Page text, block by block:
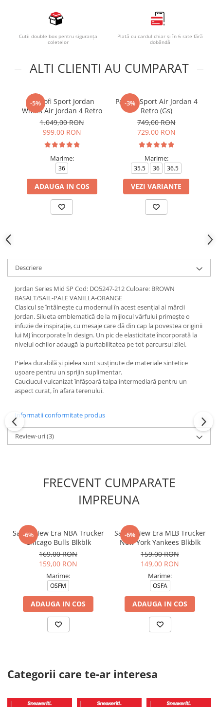
Cutii double box pentru siguranța
coletelor
Plată cu cardul chiar și în 6 rate fără
dobândă
ALTI CLIENTI AU CUMPARAT
-5%
Pantofi Sport Jordan
Wmns Air Jordan 4 Retro
1.049,00 RON
999,00 RON
Marime:
36
ADAUGA IN COS
-3%
Pantofi Sport Air Jordan 4
Retro (Gs)
749,00 RON
729,00 RON
Marime:
35.5 36 36.5
VEZI VARIANTE
Descriere
Jordan Series Mid SP Cod: DO5247-212 Culoare: BROWN
BASALT/SAIL-PALE VANILLA-ORANGE
Clasicul se întâlnește cu modernul în acest esențial al mărcii
Jordan. Silueta emblematică de la mijlocul vârfului primește o
infuzie de inspirație, cu mesaje care dă din cap la povestea originii
lui MJ încorporate în design. Un pic de elasticitate încorporată la
nivelul ochilor adaugă la purtabilitatea pe tot parcursul zilei.
Pielea durabilă și pielea sunt susținute de materiale sintetice
ușoare pentru un sprijin suplimentar.
Cauciucul vulcanizat înfășoară talpa intermediară pentru un
aspect curat, în afara terenului.
Informatii conformitate produs
Review-uri(3)
FRECVENT CUMPARATE
IMPREUNA
-6%
Sapca New Era NBA Trucker
Chicago Bulls Blkblk
169,00 RON
159,00 RON
Marime:
OSFM
ADAUGA IN COS
-6%
Sapca New Era MLB Trucker
New York Yankees Blkblk
159,00 RON
149,00 RON
Marime:
OSFA
ADAUGA IN COS
Categorii care te-ar interesa